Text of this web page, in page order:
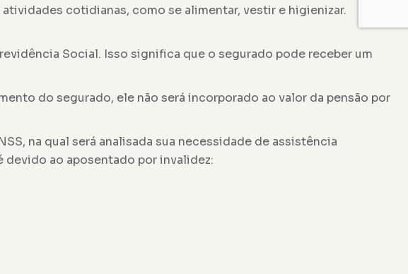
cotidianas, como se alimentar, vestir e higienizar.
Social. Isso significa que o segurado pode receber um
do segurado, ele não será incorporado ao valor da pensão por
na qual será analisada sua necessidade de assistência
devido ao aposentado por invalidez: